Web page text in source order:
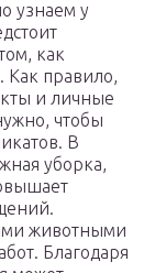
узнаем у
как
Как правило,
и личные
чтобы
В
уборка,
животными
Благодаря